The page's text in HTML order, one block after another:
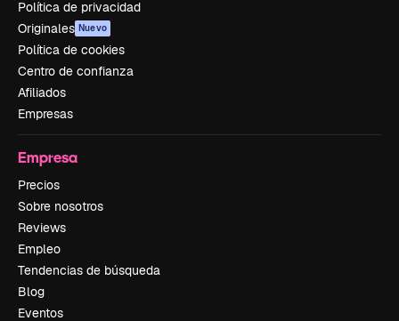
Política de privacidad
Originales Nuevo
Política de cookies
Centro de confianza
Afiliados
Empresas
Empresa
Precios
Sobre nosotros
Reviews
Empleo
Tendencias de búsqueda
Blog
Eventos